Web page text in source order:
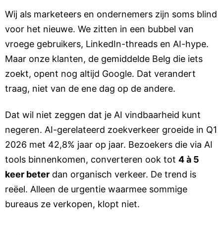
Wij als marketeers en ondernemers zijn soms blind
voor het nieuwe. We zitten in een bubbel van
vroege gebruikers, LinkedIn-threads en AI-hype.
Maar onze klanten, de gemiddelde Belg die iets
zoekt, opent nog altijd Google. Dat verandert
traag, niet van de ene dag op de andere.
Dat wil niet zeggen dat je AI vindbaarheid kunt
negeren. AI-gerelateerd zoekverkeer groeide in Q1
2026 met 42,8% jaar op jaar. Bezoekers die via AI
tools binnenkomen, converteren ook tot 4 à 5
keer beter dan organisch verkeer. De trend is
reëel. Alleen de urgentie waarmee sommige
bureaus ze verkopen, klopt niet.